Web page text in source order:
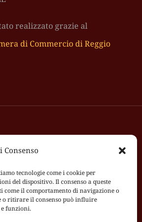
Consenso
tecnologie come i cookie per
del dispositivo. Il consenso a queste
come il comportamento di navigazione o
o ritirare il consenso può influire
funzioni.
realizzato grazie al
di Commercio di Reggio